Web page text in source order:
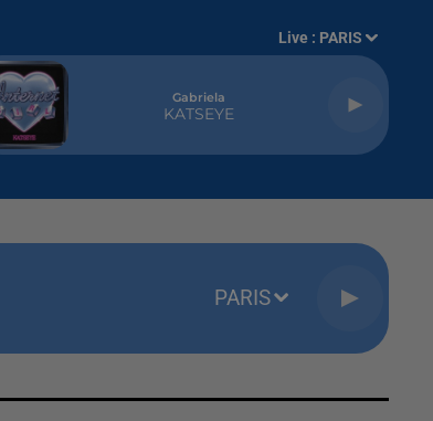
Live : PARIS
Gabriela
KATSEYE
PARIS